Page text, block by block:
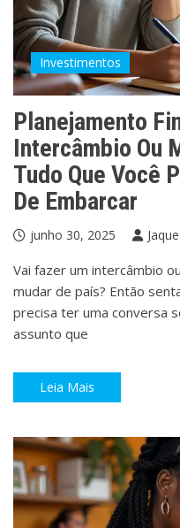
Investimentos
Planejamento
Intercâmbio Ou
Tudo Que Você
De Embarcar
junho 30, 2025 Jaque
Vai fazer um intercâmbio
mudar de país? Então
precisa ter uma conversa
assunto que
Leia Mais